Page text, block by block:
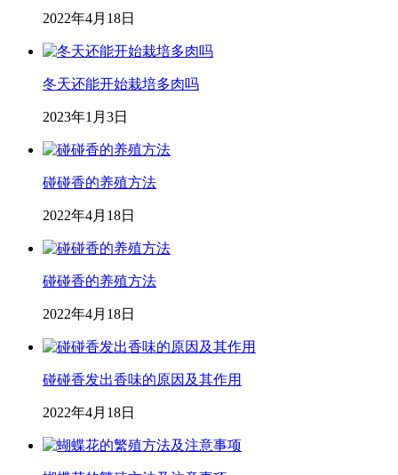
2022年4月18日
冬天还能开始栽培多肉吗
2023年1月3日
碰碰香的养殖方法
2022年4月18日
碰碰香的养殖方法
2022年4月18日
碰碰香发出香味的原因及其作用
2022年4月18日